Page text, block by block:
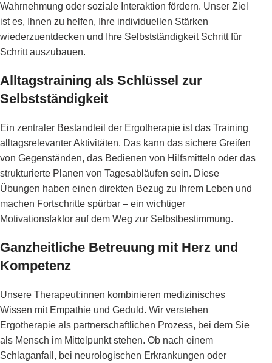
Wahrnehmung oder soziale Interaktion fördern. Unser Ziel
ist es, Ihnen zu helfen, Ihre individuellen Stärken
wiederzuentdecken und Ihre Selbstständigkeit Schritt für
Schritt auszubauen.
Alltagstraining als Schlüssel zur
Selbstständigkeit
Ein zentraler Bestandteil der Ergotherapie ist das Training
alltagsrelevanter Aktivitäten. Das kann das sichere Greifen
von Gegenständen, das Bedienen von Hilfsmitteln oder das
strukturierte Planen von Tagesabläufen sein. Diese
Übungen haben einen direkten Bezug zu Ihrem Leben und
machen Fortschritte spürbar – ein wichtiger
Motivationsfaktor auf dem Weg zur Selbstbestimmung.
Ganzheitliche Betreuung mit Herz und
Kompetenz
Unsere Therapeut:innen kombinieren medizinisches
Wissen mit Empathie und Geduld. Wir verstehen
Ergotherapie als partnerschaftlichen Prozess, bei dem Sie
als Mensch im Mittelpunkt stehen. Ob nach einem
Schlaganfall, bei neurologischen Erkrankungen oder